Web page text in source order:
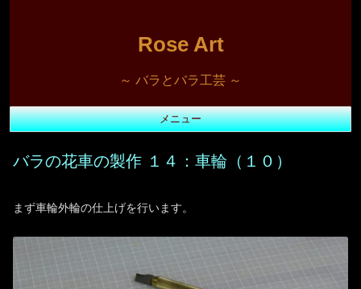
Rose Art
～ バラとバラ工芸 ～
メニュー
テ
ス
キ
プ
バラの花車の製作 １４：車輪（１０）
まず車輪外輪の仕上げを行います。